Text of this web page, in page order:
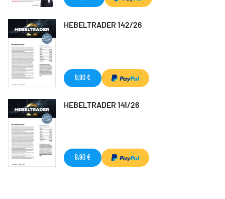
HEBELTRADER 142/26
9,90 €
HEBELTRADER 141/26
9,90 €